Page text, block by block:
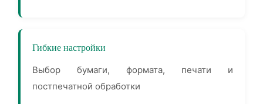
Гибкие настройки
Выбор бумаги, формата, печати и
постпечатной обработки